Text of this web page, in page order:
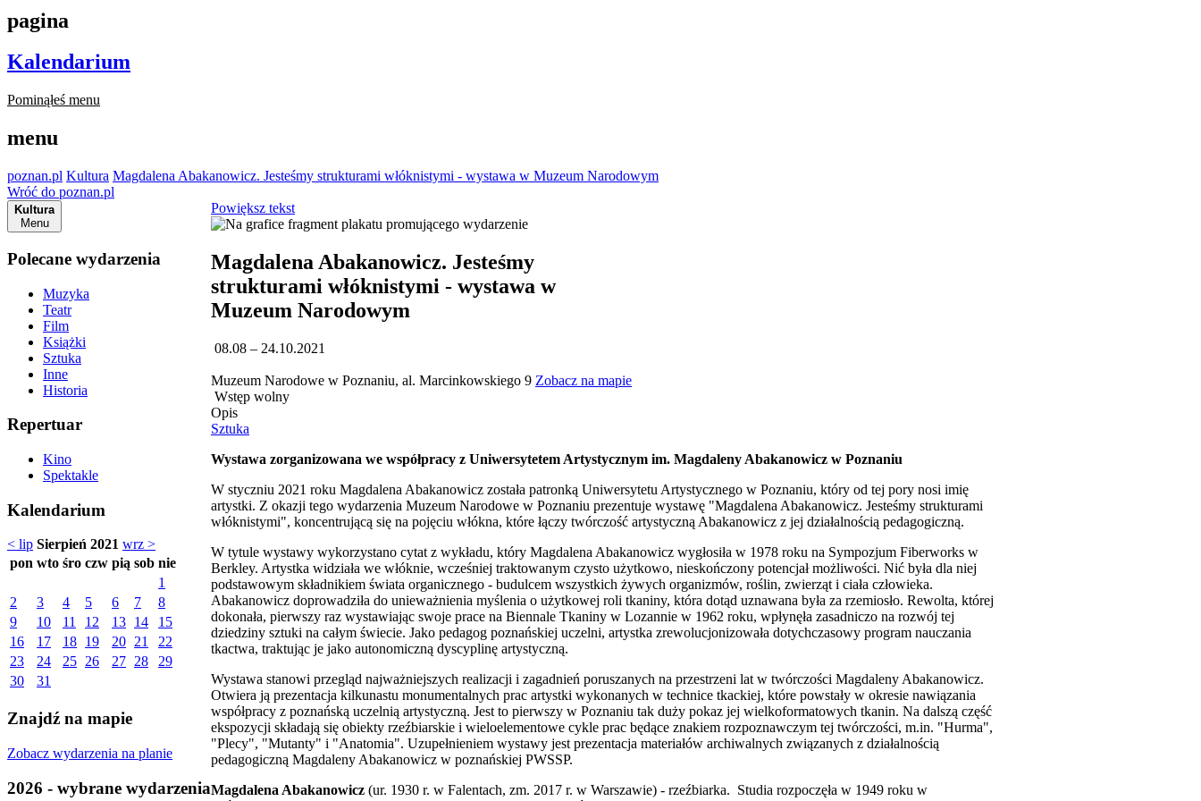
pagina
Kalendarium
Pominąłeś menu
menu
poznan.pl Kultura Magdalena Abakanowicz. Jesteśmy strukturami włóknistymi - wystawa w Muzeum Narodowym
Wróć do poznan.pl
Kultura
Menu
Polecane wydarzenia
Muzyka
Teatr
Film
Książki
Sztuka
Inne
Historia
Repertuar
Kino
Spektakle
Kalendarium
< lip Sierpień 2021 wrz >
pon wto śro czw pią sob nie
1
2
3 4 5 6 7
8
9
10 11 12 13 14
15
16
17 18 19 20 21
22
23
24 25 26 27 28
29
30
31
Znajdź na mapie
Zobacz wydarzenia na planie
2026 - wybrane wydarzenia
Powiększ tekst
Magdalena Abakanowicz. Jesteśmy
strukturami włóknistymi - wystawa w
Muzeum Narodowym
08.08 – 24.10.2021
Muzeum Narodowe w Poznaniu, al. Marcinkowskiego 9 Zobacz na mapie
Wstęp wolny
Opis
Sztuka
Wystawa zorganizowana we współpracy z Uniwersytetem Artystycznym im. Magdaleny Abakanowicz w Poznaniu
W styczniu 2021 roku Magdalena Abakanowicz została patronką Uniwersytetu Artystycznego w Poznaniu, który od tej pory nosi imię
artystki. Z okazji tego wydarzenia Muzeum Narodowe w Poznaniu prezentuje wystawę "Magdalena Abakanowicz. Jesteśmy strukturami
włóknistymi", koncentrującą się na pojęciu włókna, które łączy twórczość artystyczną Abakanowicz z jej działalnością pedagogiczną.
W tytule wystawy wykorzystano cytat z wykładu, który Magdalena Abakanowicz wygłosiła w 1978 roku na Sympozjum Fiberworks w
Berkley. Artystka widziała we włóknie, wcześniej traktowanym czysto użytkowo, nieskończony potencjał możliwości. Nić była dla niej
podstawowym składnikiem świata organicznego - budulcem wszystkich żywych organizmów, roślin, zwierząt i ciała człowieka.
Abakanowicz doprowadziła do unieważnienia myślenia o użytkowej roli tkaniny, która dotąd uznawana była za rzemiosło. Rewolta, której
dokonała, pierwszy raz wystawiając swoje prace na Biennale Tkaniny w Lozannie w 1962 roku, wpłynęła zasadniczo na rozwój tej
dziedziny sztuki na całym świecie. Jako pedagog poznańskiej uczelni, artystka zrewolucjonizowała dotychczasowy program nauczania
tkactwa, traktując je jako autonomiczną dyscyplinę artystyczną.
Wystawa stanowi przegląd najważniejszych realizacji i zagadnień poruszanych na przestrzeni lat w twórczości Magdaleny Abakanowicz.
Otwiera ją prezentacja kilkunastu monumentalnych prac artystki wykonanych w technice tkackiej, które powstały w okresie nawiązania
współpracy z poznańską uczelnią artystyczną. Jest to pierwszy w Poznaniu tak duży pokaz jej wielkoformatowych tkanin. Na dalszą część
ekspozycji składają się obiekty rzeźbiarskie i wieloelementowe cykle prac będące znakiem rozpoznawczym tej twórczości, m.in. "Hurma",
"Plecy", "Mutanty" i "Anatomia". Uzupełnieniem wystawy jest prezentacja materiałów archiwalnych związanych z działalnością
pedagogiczną Magdaleny Abakanowicz w poznańskiej PWSSP.
Magdalena Abakanowicz (ur. 1930 r. w Falentach, zm. 2017 r. w Warszawie) - rzeźbiarka. Studia rozpoczęła w 1949 roku w